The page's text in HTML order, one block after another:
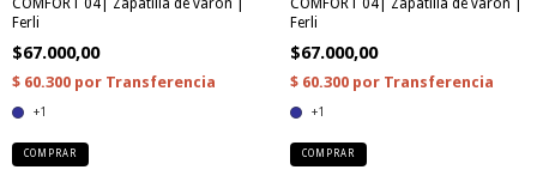
Ferli
$67.000,00
+1
COMPRAR
Ferli
$67.000,00
+1
COMPRAR